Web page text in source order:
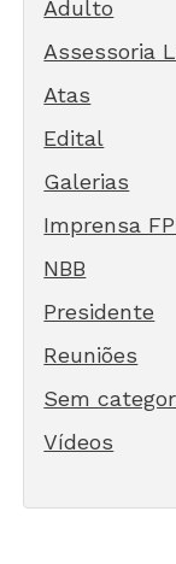
Adulto
Assessoria
Atas
Edital
Galerias
Imprensa
NBB
Presidente
Reuniões
Sem
Vídeos